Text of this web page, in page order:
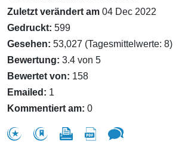
Zuletzt verändert am 04 Dec 2022
Gedruckt: 599
Gesehen: 53,027 (Tagesmittelwerte: 8)
Bewertung: 3.4 von 5
Bewertet von: 158
Emailed: 1
Kommentiert am: 0